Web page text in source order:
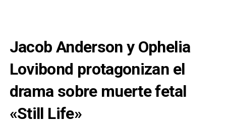
Jacob Anderson y Ophelia
Lovibond protagonizan el
drama sobre muerte fetal
«Still Life»